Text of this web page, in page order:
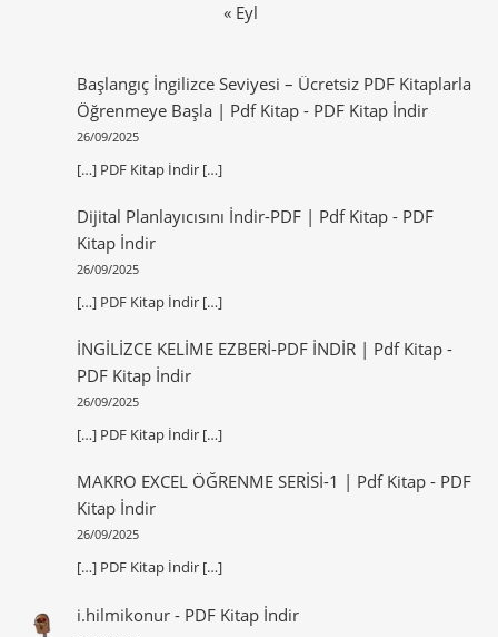
« Eyl
Başlangıç İngilizce Seviyesi – Ücretsiz PDF Kitaplarla
Öğrenmeye Başla | Pdf Kitap- PDF Kitap İndir
26/09/2025
[…] PDF Kitap İndir […]
Dijital Planlayıcısını İndir-PDF | Pdf Kitap- PDF
Kitap İndir
26/09/2025
[…] PDF Kitap İndir […]
İNGİLİZCE KELİME EZBERİ-PDF İNDİR | Pdf Kitap-
PDF Kitap İndir
26/09/2025
[…] PDF Kitap İndir […]
MAKRO EXCEL ÖĞRENME SERİSİ-1 | Pdf Kitap- PDF
Kitap İndir
26/09/2025
[…] PDF Kitap İndir […]
i.hilmikonur- PDF Kitap İndir